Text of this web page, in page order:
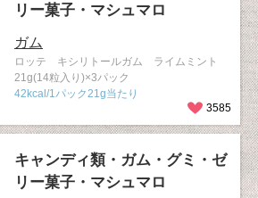
リー菓子・マシュマロ
ガム
ロッテ キシリトールガム ライムミント
21g(14粒入り)×3パック
42kcal/1パック21g当たり
3585
キャンディ類・ガム・グミ・ゼ
リー菓子・マシュマロ